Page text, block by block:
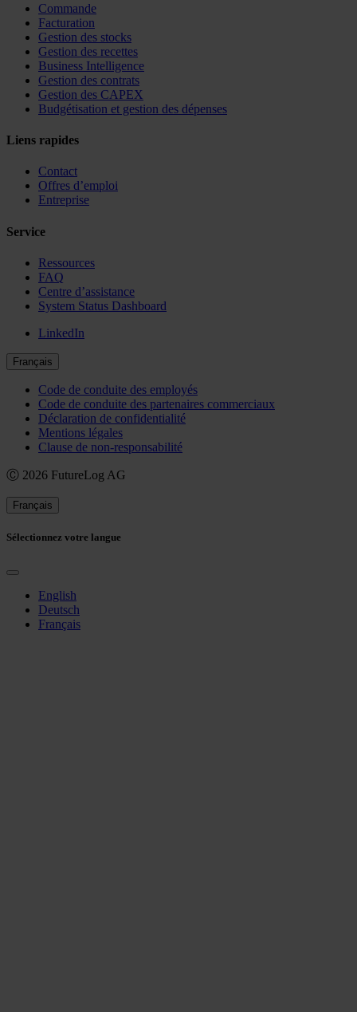
Commande
Facturation
Gestion des stocks
Gestion des recettes
Business Intelligence
Gestion des contrats
Gestion des CAPEX
Budgétisation et gestion des dépenses
Liens rapides
Contact
Offres d’emploi
Entreprise
Service
Ressources
FAQ
Centre d’assistance
System Status Dashboard
LinkedIn
Français
Code de conduite des employés
Code de conduite des partenaires commerciaux
Déclaration de confidentialité
Mentions légales
Clause de non-responsabilité
Ⓒ 2026 FutureLog AG
Français
Sélectionnez votre langue
English
Deutsch
Français